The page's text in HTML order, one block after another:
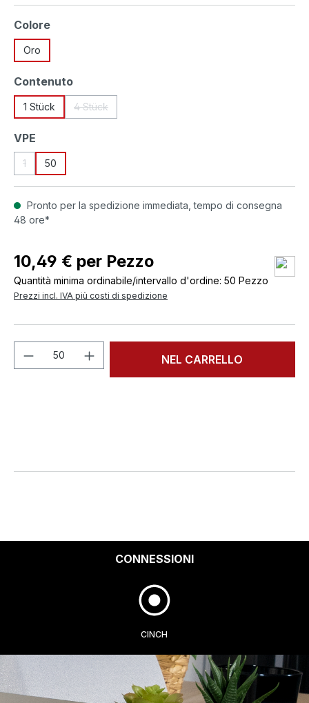
Seleziona
Colore
Oro
Seleziona
Contenuto
1 Stück 4 Stück
Seleziona
VPE
1 50
Pronto per la spedizione immediata, tempo di consegna
48 ore*
10,49 € per Pezzo
Quantità minima ordinabile/intervallo d'ordine: 50 Pezzo
Prezzi incl. IVA più costi di spedizione
Quantità del prodotto: inserisci la
NEL CARRELLO
CONNESSIONI
CINCH